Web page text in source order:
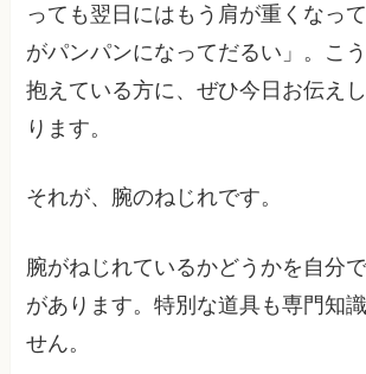
っても翌日にはもう肩が重くなっ
がパンパンになってだるい」。こ
抱えている方に、ぜひ今日お伝え
ります。
それが、腕のねじれです。
腕がねじれているかどうかを自分
があります。特別な道具も専門知
せん。